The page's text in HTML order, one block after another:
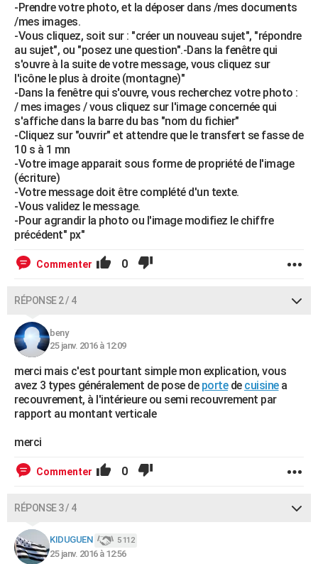
-Prendre votre photo, et la déposer dans /mes documents
/mes images.
-Vous cliquez, soit sur : "créer un nouveau sujet", "répondre
au sujet", ou "posez une question".-Dans la fenêtre qui
s'ouvre à la suite de votre message, vous cliquez sur
l'icône le plus à droite (montagne)"
-Dans la fenêtre qui s'ouvre, vous recherchez votre photo :
/ mes images / vous cliquez sur l'image concernée qui
s'affiche dans la barre du bas "nom du fichier"
-Cliquez sur "ouvrir" et attendre que le transfert se fasse de
10 s à 1 mn
-Votre image apparait sous forme de propriété de l'image
(écriture)
-Votre message doit être complété d'un texte.
-Vous validez le message.
-Pour agrandir la photo ou l'image modifiez le chiffre
précédent" px"
Commenter 0
RÉPONSE 2 / 4
beny
25 janv. 2016 à 12:09
merci mais c'est pourtant simple mon explication, vous
avez 3 types généralement de pose de portede cuisinea
recouvrement, à l'intérieure ou semi recouvrement par
rapport au montant verticale
merci
Commenter 0
RÉPONSE 3 / 4
KIDUGUEN 5 112
25 janv. 2016 à 12:56